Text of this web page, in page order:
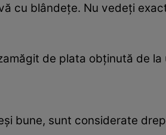
cu blândețe. Nu vedeți
de plata obținută de
bune, sunt considerate